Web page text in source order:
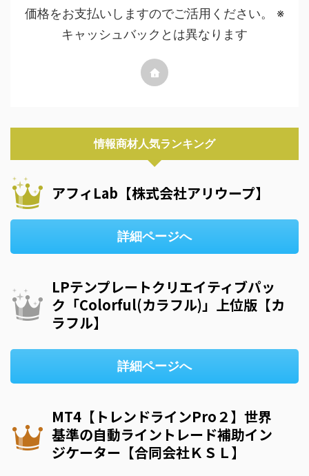
価格をお支払いしますのでご活用ください。 ※
キャッシュバックとは異なります
情報商材人気ランキング
アフィLab【株式会社アリウープ】
詳細ページへ
LPテンプレートクリエイティブパッ
ク「Colorful(カラフル)」上位版【カ
ラフル】
詳細ページへ
MT4【トレンドラインPro２】世界
基準の自動ライントレード補助イン
ジケーター【合同会社ＫＳＬ】